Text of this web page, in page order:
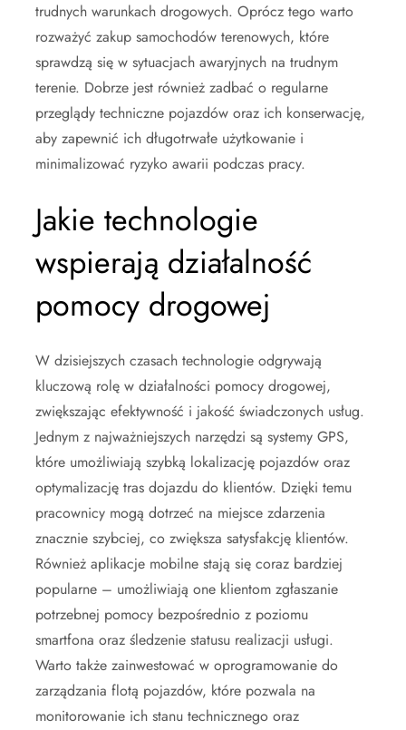
trudnych warunkach drogowych. Oprócz tego warto
rozważyć zakup samochodów terenowych, które
sprawdzą się w sytuacjach awaryjnych na trudnym
terenie. Dobrze jest również zadbać o regularne
przeglądy techniczne pojazdów oraz ich konserwację,
aby zapewnić ich długotrwałe użytkowanie i
minimalizować ryzyko awarii podczas pracy.
Jakie technologie
wspierają działalność
pomocy drogowej
W dzisiejszych czasach technologie odgrywają
kluczową rolę w działalności pomocy drogowej,
zwiększając efektywność i jakość świadczonych usług.
Jednym z najważniejszych narzędzi są systemy GPS,
które umożliwiają szybką lokalizację pojazdów oraz
optymalizację tras dojazdu do klientów. Dzięki temu
pracownicy mogą dotrzeć na miejsce zdarzenia
znacznie szybciej, co zwiększa satysfakcję klientów.
Również aplikacje mobilne stają się coraz bardziej
popularne – umożliwiają one klientom zgłaszanie
potrzebnej pomocy bezpośrednio z poziomu
smartfona oraz śledzenie statusu realizacji usługi.
Warto także zainwestować w oprogramowanie do
zarządzania flotą pojazdów, które pozwala na
monitorowanie ich stanu technicznego oraz